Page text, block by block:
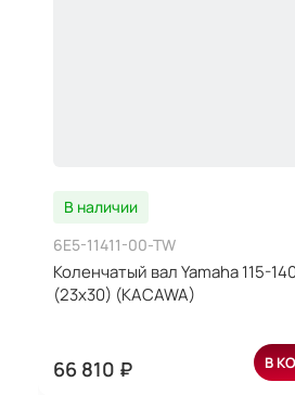
В наличии
6E5-11411-00-TW
Коленчатый вал Yamaha 115-140
(23x30) (KACAWA)
66 810 ₽ В